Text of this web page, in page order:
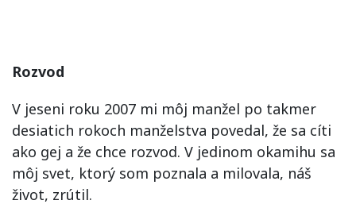
Rozvod
V jeseni roku 2007 mi môj manžel po takmer
desiatich rokoch manželstva povedal, že sa cíti
ako gej a že chce rozvod. V jedinom okamihu sa
môj svet, ktorý som poznala a milovala, náš
život, zrútil.